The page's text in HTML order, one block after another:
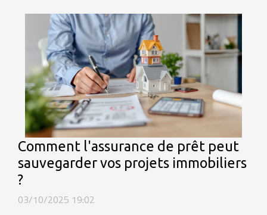
Comment l'assurance de prêt peut
sauvegarder vos projets immobiliers
?
03/10/2025 19:02